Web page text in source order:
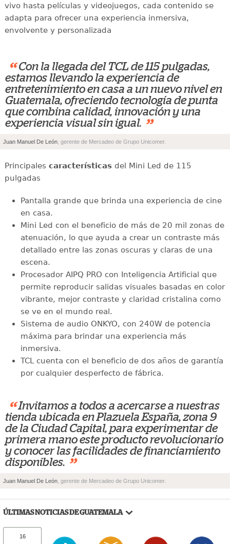
vivo hasta películas y videojuegos, cada contenido se
adapta para ofrecer una experiencia inmersiva,
envolvente y personalizada
“ Con la llegada del TCL de 115 pulgadas,
estamos llevando la experiencia de
entretenimiento en casa a un nuevo nivel en
Guatemala, ofreciendo tecnología de punta
que combina calidad, innovación y una
experiencia visual sin igual. ”
Juan Manuel De León , gerente de Mercadeo de Grupo Unicomer.
Principales característicasdel Mini Led de 115
pulgadas
Pantalla grande que brinda una experiencia de cine
en casa.
Mini Led con el beneficio de más de 20 mil zonas de
atenuación, lo que ayuda a crear un contraste más
detallado entre las zonas oscuras y claras de una
escena.
Procesador AIPQ PRO con Inteligencia Artificial que
permite reproducir salidas visuales basadas en color
vibrante, mejor contraste y claridad cristalina como
se ve en el mundo real.
Sistema de audio ONKYO, con 240W de potencia
máxima para brindar una experiencia más
inmersiva.
TCL cuenta con el beneficio de dos años de garantía
por cualquier desperfecto de fábrica.
“ Invitamos a todos a acercarse a nuestras
tienda ubicada en Plazuela España, zona 9
de la Ciudad Capital, para experimentar de
primera mano este producto revolucionario
y conocer las facilidades de financiamiento
disponibles. ”
Juan Manuel De León , gerente de Mercadeo de Grupo Unicomer.
ÚLTIMAS NOTICIAS DE GUATEMALA
16